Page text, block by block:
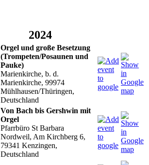
2024
Orgel und große Besetzung
(Trompeten/Posaunen und
Pauke)
Marienkirche, b. d.
Marienkirche, 99974
Mühlhausen/Thüringen,
Deutschland
Von Bach bis Gershwin mit
Orgel
Pfarrbüro St Barbara
Nordweil, Am Kirchberg 6,
79341 Kenzingen,
Deutschland